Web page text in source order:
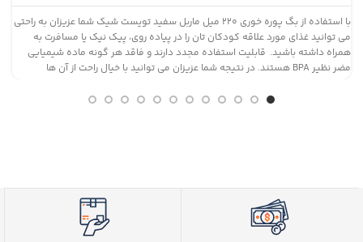
با استفاده از بگ پوره خوری ۲۲۰ میل ماربل سفید تویست شیک شما عزیزان به راحتی
می توانید غذای مورد علاقه کودکان تان را در پیاده روی، پیک نیک یا مسافرت به
همراه داشته باشید. قابلیت استفاده مجدد دارند و فاقد هر گونه ماده شیمیایی
مضر نظیر BPA هستند. در نتیجه شما عزیزان می توانید با خیال راحت از آن ها